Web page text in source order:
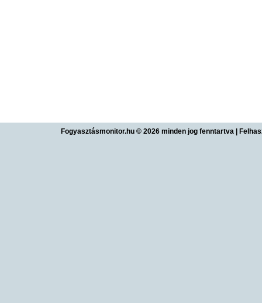
Fogyasztásmonitor.hu © 2026 minden jog fenntartva